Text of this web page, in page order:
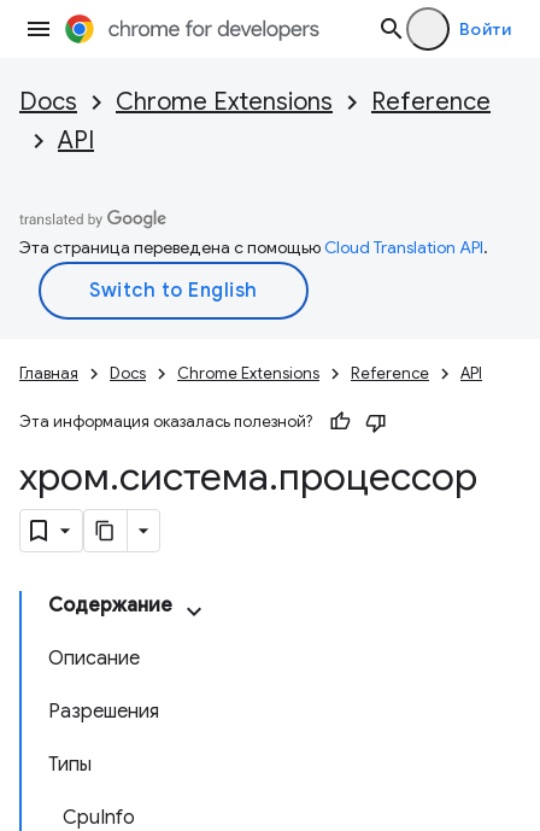
Войти
Docs Chrome Extensions
Reference
API
Эта страница переведена с помощьюCloud Translation API.
Главная Docs Chrome Extensions Reference API
Эта информация оказалась полезной?
хром.система.процессор
Содержание
Описание
Разрешения
Типы
CpuInfo